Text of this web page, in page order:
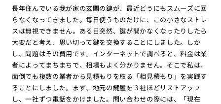
長年住んでいる我が家の玄関の鍵が、最近どうにもスムーズに回
らなくなってきました。毎日使うものだけに、この小さなストレ
スは無視できません。ある日突然、鍵が開かなくなったりしたら
大変だと考え、思い切って鍵を交換することにしました。しか
し、問題はその費用です。インターネットで調べると、料金は業
者によってまちまちで、相場もよく分かりません。そこで私は、
面倒でも複数の業者から見積もりを取る「相見積もり」を実践す
ることにしました。まず、地元の鍵屋を３社ほどリストアップ
し、一社ずつ電話をかけました。問い合わせの際には、「現在